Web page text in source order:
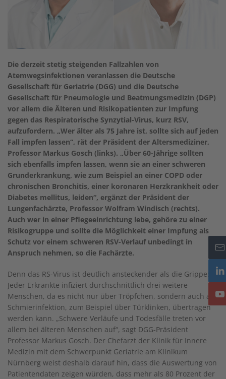
Die derzeit stetig steigenden Fallzahlen von
Atemwegsinfektionen veranlassen die Deutsche
Gesellschaft für Geriatrie (DGG) und die Deutsche
Gesellschaft für Pneumologie und Beatmungsmedizin (DGP)
vor allem die Älteren und Risikopatienten zur Impfung
gegen das Respiratorische Synzytial-Virus, kurz RSV,
aufzufordern. „Wer älter als 75 Jahre ist, sollte sich auf jeden
Fall impfen lassen“, rät der Präsident der Altersmediziner,
Professor Markus Gosch (links). „Über 60-Jährige sollten
sich ebenfalls impfen lassen, wenn sie an einer schweren
Grunderkrankung, wie zum Beispiel an einer COPD oder
chronischen Bronchitis, einer koronaren Herzkrankheit oder
Diabetes mellitus, leiden“, ergänzt der Präsident der
Lungenfachärzte, Professor Wolfram Windisch (rechts).
Auch wer in einer Pflegeeinrichtung lebe, gehöre zu einer
Risikogruppe und sollte die Möglichkeit einer Impfung als
Schutz vor einem schweren RSV-Verlauf unbedingt in
Anspruch nehmen, so die Fachärzte.
Denn das RS-Virus ist deutlich ansteckender als die Grippe:
Jeder Erkrankte infiziert durchschnittlich drei weitere
Menschen, da es nicht nur über Tröpfchen, sondern auch als
Schmierinfektion, zum Beispiel über Türklinken, übertragen
werden kann. „Schwere Verläufe und Todesfälle treten vor
allem bei älteren Menschen auf“, sagt DGG-Präsident
Professor Markus Gosch. Der Chefarzt der Klinik für Innere
Medizin mit dem Schwerpunkt Geriatrie am Klinikum
Nürnberg weist deshalb darauf hin, dass die Auswertung von
Patientendaten zeigen würden, dass mehr als 80 Prozent der